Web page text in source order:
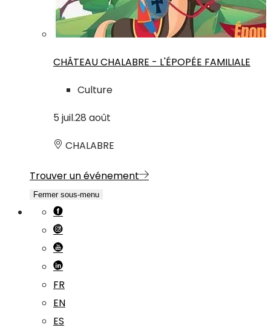
CHÂTEAU CHALABRE - L'ÉPOPÉE FAMILIALE
Culture
5 juil.28 août
CHALABRE
Trouver un événement
Fermer sous-menu
FR
EN
ES